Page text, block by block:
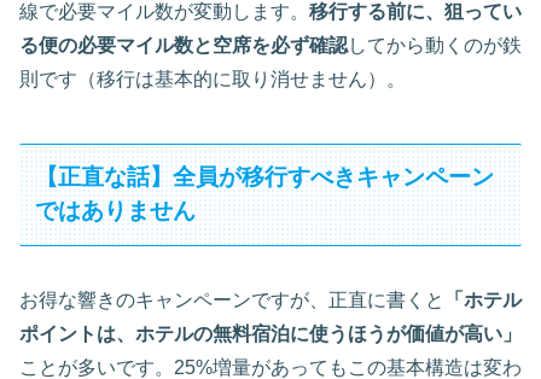
線で必要マイル数が変動します。 移行する前に、狙ってい
る便の必要マイル数と空席を必ず確認してから動くのが鉄
則です（移行は基本的に取り消せません）。
【正直な話】全員が移行すべきキャンペーン
ではありません
お得な響きのキャンペーンですが、正直に書くと
「ホテル
ポイントは、ホテルの無料宿泊に使うほうが価値が高い」
ことが多いです。25%増量があってもこの基本構造は変わ